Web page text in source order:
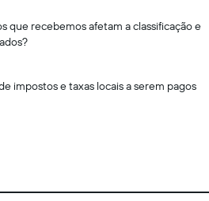
que recebemos afetam a classificação e
impostos e taxas locais a serem pagos